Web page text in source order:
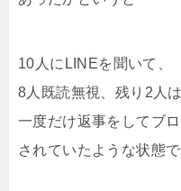
10人にLINEを聞いて、
8人既読無視、残り2人は
一度だけ返事をしてブロ
されていたような状態で